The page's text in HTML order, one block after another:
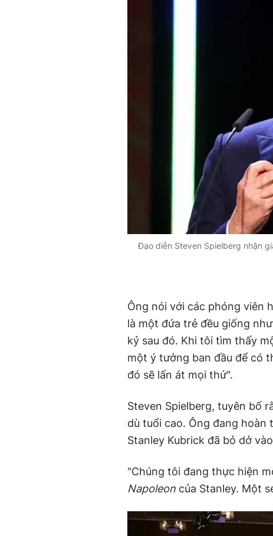
Đạo diễn Steven Spielberg nhận
Ông nói với các phóng viên
là một đứa trẻ đều giống
kỷ sau đó. Khi tôi tìm thấy
một ý tưởng ban đầu để có
đó sẽ lấn át mọi thứ".
Steven Spielberg, tuyên bố
dù tuổi cao. Ông đang
Stanley Kubrick đã bỏ dở
"Chúng tôi đang thực hiện
Napoleon của Stanley. Một